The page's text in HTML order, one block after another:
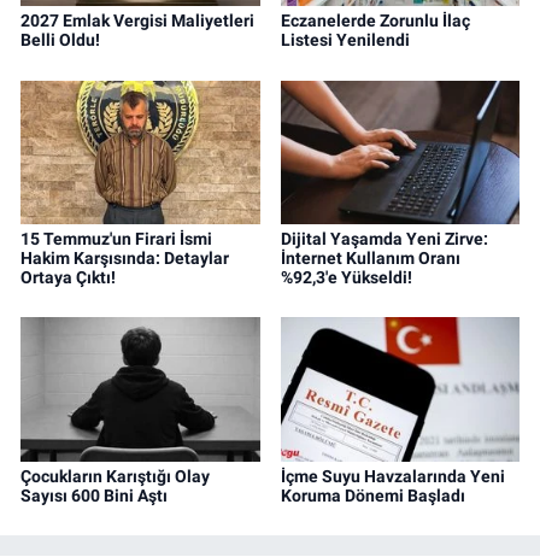
2027 Emlak Vergisi Maliyetleri
Belli Oldu!
Eczanelerde Zorunlu İlaç
Listesi Yenilendi
15 Temmuz'un Firari İsmi
Hakim Karşısında: Detaylar
Ortaya Çıktı!
Dijital Yaşamda Yeni Zirve:
İnternet Kullanım Oranı
%92,3'e Yükseldi!
Çocukların Karıştığı Olay
Sayısı 600 Bini Aştı
İçme Suyu Havzalarında Yeni
Koruma Dönemi Başladı